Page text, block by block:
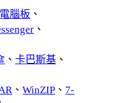
腦板 、
、
、卡巴斯基 、
、WinZIP 、 7-